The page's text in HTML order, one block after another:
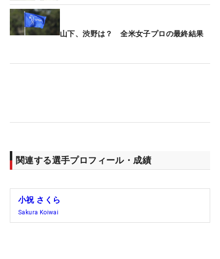
ーン上では、もっとド派手なガッツポーズが期待で
きる…かも？（文・間宮輝憲）
山下、渋野は？ 全米女子プロの最終結果
関連する選手プロフィール・成績
小祝 さくら
Sakura Koiwai